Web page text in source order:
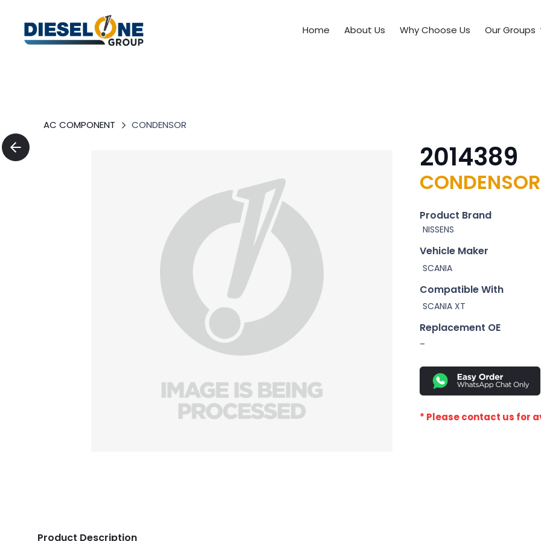
Home About Us Why Choose Us Our Groups
AC COMPONENT CONDENSOR
2014389
CONDENSOR
Product Brand
NISSENS
Vehicle Maker
SCANIA
Compatible With
SCANIA XT
Replacement OE
–
* Please contact us for
Product Description